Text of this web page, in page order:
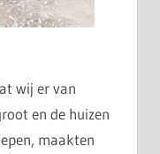
wij er van
en de huizen
maakten